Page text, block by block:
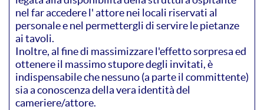
nel far accedere l' attore nei locali riservati al
personale e nel permettergli di servire le pietanze
ai tavoli.
Inoltre, al fine di massimizzare l'effetto sorpresa ed
ottenere il massimo stupore degli invitati, è
indispensabile che nessuno (a parte il committente)
sia a conoscenza della vera identità del
cameriere/attore.